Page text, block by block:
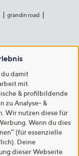
grandin road
du damit
mit
& profilbildende
zu Analyse- &
Wir nutzen diese für
Wenn du dies
(für essenzielle
Deine
dieser Webseite